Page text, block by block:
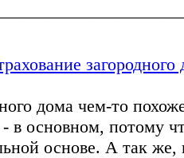
загородного
дома чем-то
в основном, потому
основе. А так же,